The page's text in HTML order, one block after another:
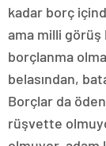
kadar borç
ama milli görüş
borçlanma
belasından,
Borçlar da
rüşvette